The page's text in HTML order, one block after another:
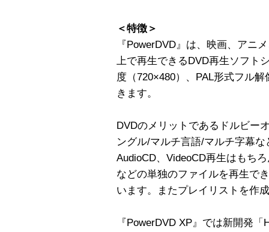
＜特徴＞
『PowerDVD』は、映画、アニ
上で再生できるDVD再生ソフト
度（720×480）、PAL形式フル
きます。
DVDのメリットであるドルビー
ングル/マルチ言語/マルチ字幕
AudioCD、VideoCD再生はもち
などの単独のファイルを再生で
います。またプレイリストを作
『PowerDVD XP』では新開発